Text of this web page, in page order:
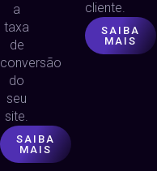
a
taxa
de
conversão
do
seu
site.
SAIBA
MAIS
cliente.
SAIBA
MAIS